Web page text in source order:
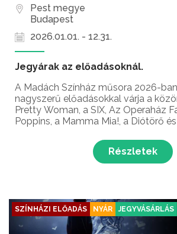
Pest megye
Budapest
2026.01.01. - 12.31.
Jegyárak az előadásoknál.
A Madách Színház műsora 2026-
nagyszerű előadásokkal várja a
Pretty Woman, a SIX, Az Operaház
Poppins, a Mamma Mia!, a Diótörő
Részletek
SZÍNHÁZI ELŐADÁS NYÁR JEGYVÁSÁRLÁS